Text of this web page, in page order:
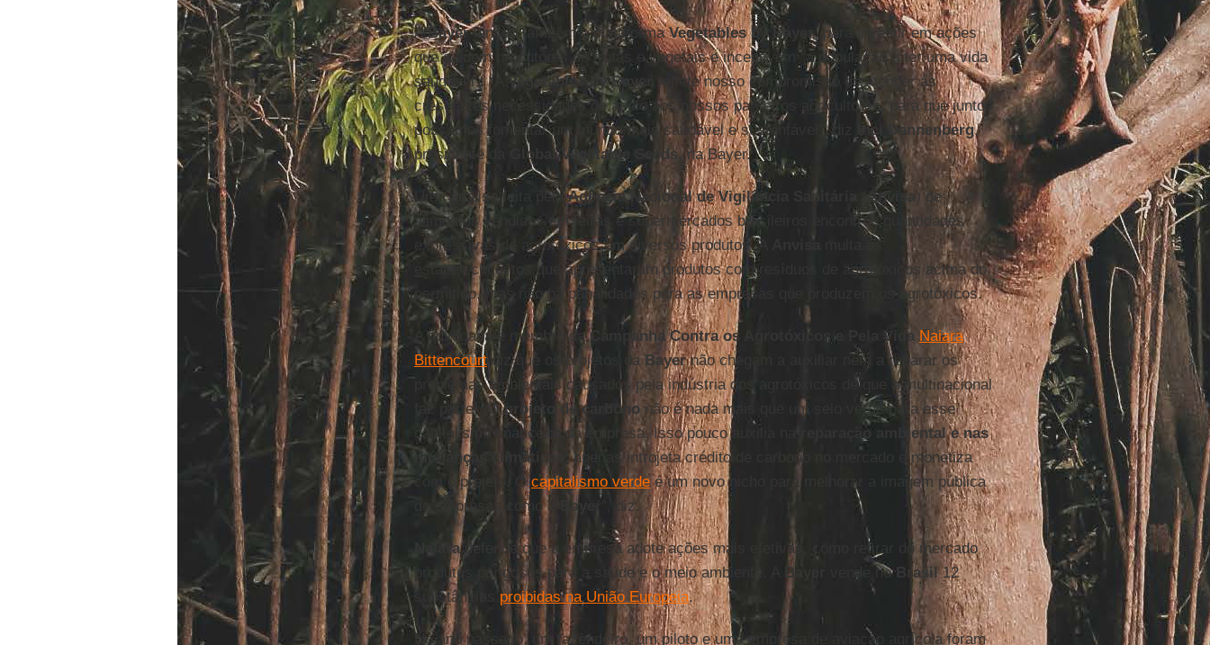
ABayerlançou também a plataformaVegetables by Bayer, para investir em ações
que ajudem produtores de frutas e vegetais e incentivem “a população a ter uma vida
saudável”. “AVegetables by Bayer
reflete nosso compromisso de atender às
crescentes necessidades de apoio aos nossos parceiros agricultores, para que juntos
possamos fomentar um mundo mais saudável e sustentável”, diz
Inci Dannenberg,
presidente da
Global Vegetable Seeds, na Bayer.
Uma análise feita pelaAgência Nacional de Vigilância Sanitária Anvisa ) de
alimentos vendidos em feiras e supermercados brasileiros encontrou quantidades
expressivas de agrotóxicos em diversos produtos. A
multa os
estabelecimentos que apresentaram produtos com resíduos de agrotóxicos acima do
permitido, mas não há penalidades para as empresas que produzem os agrotóxicos.
A advogada e membro daCampanha Contra os Agrotóxicos e Pela Vida Naiara
Bittencourtdiz que os projetos da Bayernão chegam a auxiliar nem a reparar os
problemas ambientais causados pela indústria dos agrotóxicos de que a multinacional
faz parte. “Oprojeto de carbononão é nada mais que um selo verde para esse
capitalismo financeiro da empresa. Isso pouco auxilia na
reparação ambiental e nas
mudanças climáticas
, apenas introjeta crédito de carbono no mercado e monetiza
com o projeto. Ocapitalismo verdeé um novo nicho para melhorar a imagem pública
de empresas como a
Bayer ”, diz.
Naiaradefende que a empresa adote ações mais efetivas, como retirar do mercado
produtos perigosos para a saúde e o meio ambiente. A
Bayer vende noBrasil12
substâncias proibidas na União Europeia.
No ano passado, um fazendeiro, um piloto e uma empresa de aviação agrícola foram